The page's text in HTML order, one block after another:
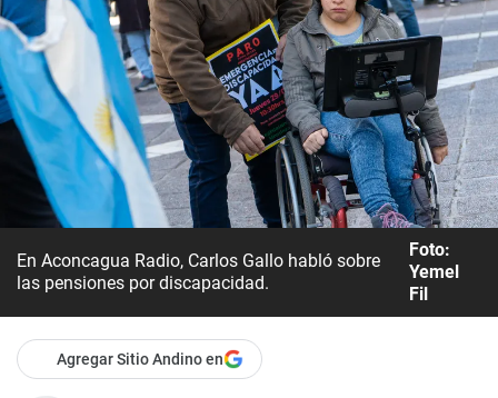
En Aconcagua Radio, Carlos Gallo habló sobre
las pensiones por discapacidad.
Foto:
Yemel
Fil
Agregar Sitio Andino en